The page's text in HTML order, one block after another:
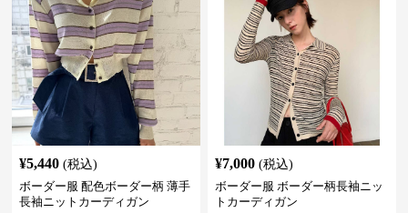
¥5,440 (税込)
ボーダー服 配色ボーダー柄 薄手
長袖ニットカーディガン
¥7,000 (税込)
ボーダー服 ボーダー柄長袖ニッ
トカーディガン